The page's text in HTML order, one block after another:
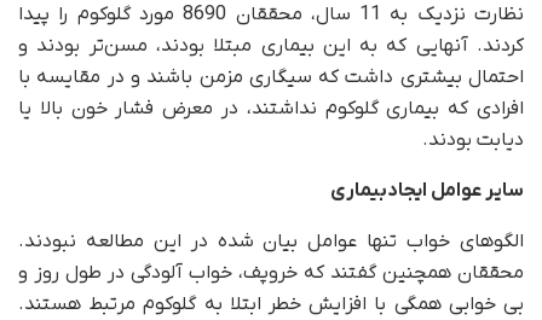
نظارت نزدیک به 11 سال، محققان 8690 مورد گلوکوم را پیدا
کردند. آنهایی که به این بیماری مبتلا بودند، مسن‌تر بودند و
احتمال بیشتری داشت که سیگاری مزمن باشند و در مقایسه با
افرادی که بیماری گلوکوم نداشتند، در معرض فشار خون بالا یا
دیابت بودند.
سایر عوامل ایجادبیماری
الگوهای خواب تنها عوامل بیان شده در این مطالعه نبودند.
محققان همچنین گفتند که خروپف، خواب آلودگی در طول روز و
بی خوابی همگی با افزایش خطر ابتلا به گلوکوم مرتبط هستند.